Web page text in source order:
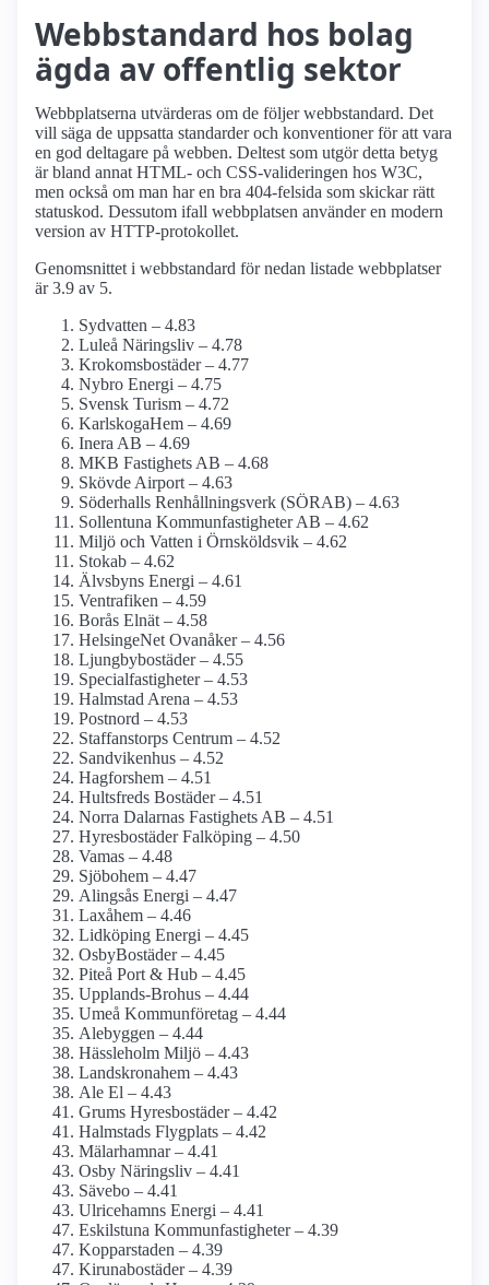
Webbstandard hos bolag
ägda av offentlig sektor
Webbplatserna utvärderas om de följer webbstandard. Det
vill säga de uppsatta standarder och konventioner för att vara
en god deltagare på webben. Deltest som utgör detta betyg
är bland annat HTML- och CSS-valideringen hos W3C,
men också om man har en bra 404-felsida som skickar rätt
statuskod. Dessutom ifall webbplatsen använder en modern
version av HTTP-protokollet.
Genomsnittet i webbstandard för nedan listade webbplatser
är 3.9 av 5.
Sydvatten – 4.83
Luleå Näringsliv – 4.78
Krokoms­bostäder – 4.77
Nybro Energi – 4.75
Svensk Turism – 4.72
KarlskogaHem – 4.69
Inera AB – 4.69
MKB Fastighets AB – 4.68
Skövde Airport – 4.63
Söderhalls Renhållningsverk (SÖRAB) – 4.63
Sollentuna Kommunfastigheter AB – 4.62
Miljö och Vatten i Örnsköldsvik – 4.62
Stokab – 4.62
Älvsbyns Energi – 4.61
Ventrafiken – 4.59
Borås Elnät – 4.58
HelsingeNet Ovanåker – 4.56
Ljungbybostäder – 4.55
Specialfastigheter – 4.53
Halmstad Arena – 4.53
Postnord – 4.53
Staffanstorps Centrum – 4.52
Sandvikenhus – 4.52
Hagforshem – 4.51
Hultsfreds Bostäder – 4.51
Norra Dalarnas Fastighets AB – 4.51
Hyresbostäder Falköping – 4.50
Vamas – 4.48
Sjöbohem – 4.47
Alingsås Energi – 4.47
Laxåhem – 4.46
Lidköping Energi – 4.45
OsbyBostäder – 4.45
Piteå Port & Hub – 4.45
Upplands-Brohus – 4.44
Umeå Kommunföretag – 4.44
Alebyggen – 4.44
Hässleholm Miljö – 4.43
Landskronahem – 4.43
Ale El – 4.43
Grums Hyresbostäder – 4.42
Halmstads Flygplats – 4.42
Mälarhamnar – 4.41
Osby Näringsliv – 4.41
Sävebo – 4.41
Ulricehamns Energi – 4.41
Eskilstuna Kommunfastigheter – 4.39
Kopparstaden – 4.39
Kirunabostäder – 4.39